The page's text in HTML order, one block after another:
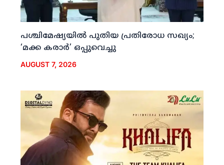
പശ്ചിമേഷ്യയില്‍ പുതിയ പ്രതിരോധ സഖ്യം;
‘മക്ക കരാര്‍’ ഒപ്പുവെച്ചു
AUGUST 7, 2026